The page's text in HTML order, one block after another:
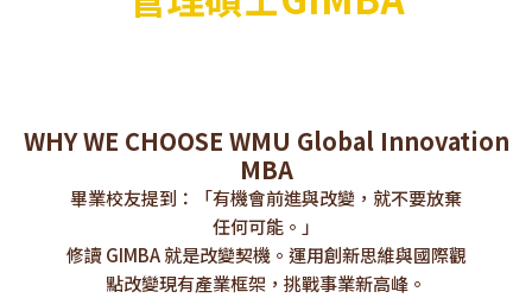
WHY WE CHOOSE WMU Global Innovation
MBA
畢業校友提到：「有機會前進與改變，就不要放棄
任何可能。」
修讀 GIMBA 就是改變契機。運用創新思維與國際觀
點改變現有產業框架，挑戰事業新高峰。